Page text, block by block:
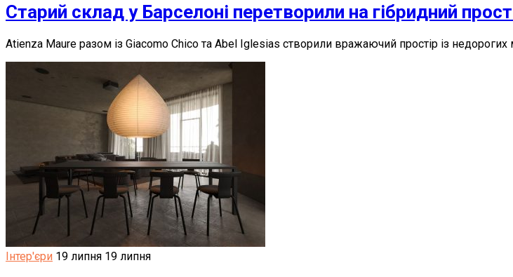
Старий склад у Барселоні перетворили на гібридний
Atienza Maure разом із Giacomo Chico та Abel Iglesias створили вражаючий простір із
Інтер'єри 19 липня 19 липня